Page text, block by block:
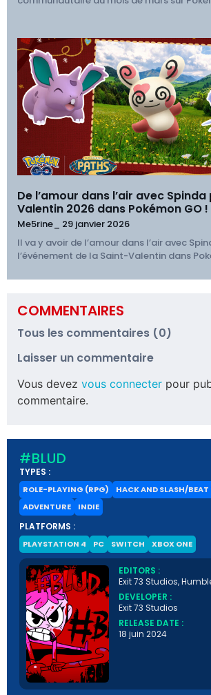
De l’amour dans l’air avec
Valentin 2026 dans Pokémon GO !
Me5rine_ 29 janvier 2026
Il va y avoir de l’amour dans l’air avec
l’événement de la Saint-Valentin dans
COMMENTAIRES
Tous les commentaires (0)
Laisser un commentaire
Vous devez vous connecter pour
commentaire.
#BLUD
TYPES :
ROLE-PLAYING (RPG)
HACK AND SLASH/BEAT
ADVENTURE
INDIE
PLATFORMS :
PLAYSTATION 4 PC SWITCH XBOX ONE
EDITORS :
Exit 73 Studios,
DEVELOPER :
Exit 73 Studios
RELEASE DATE :
18 juin 2024